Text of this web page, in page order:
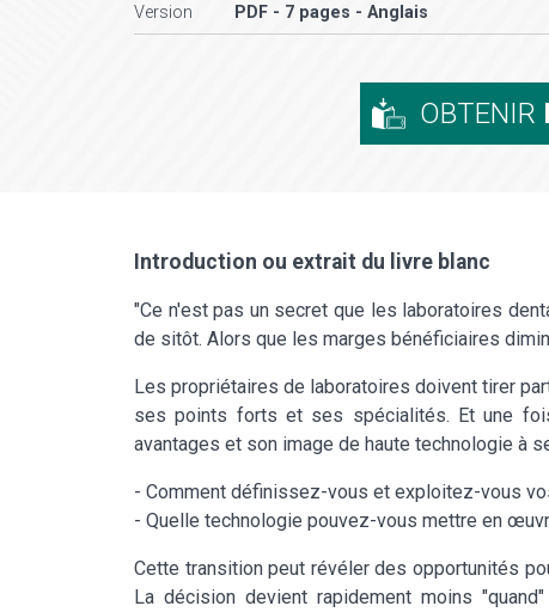
Version PDF - 7 pages - Anglais
OBTENIR
Introduction ou extrait du livre blanc
"Ce n'est pas un secret que les laboratoires
de sitôt. Alors que les marges bénéficiaires
Les propriétaires de laboratoires doivent tirer
ses points forts et ses spécialités. Et une
avantages et son image de haute technologie à
- Comment définissez-vous et exploitez-vous
- Quelle technologie pouvez-vous mettre en
Cette transition peut révéler des opportunités
La décision devient rapidement moins